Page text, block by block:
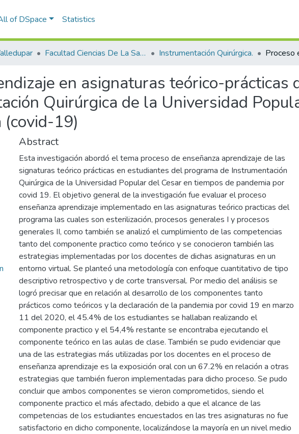
of DSpace Statistics
Facultad Ciencias De La Salud. Instrumentación Quirúrgica.
en asignaturas teórico-prácticas
Quirúrgica de la Universidad
(covid-19)
Abstract
Esta investigación abordó el tema proceso de enseñanza aprendizaje de las
signaturas teórico prácticas en estudiantes del programa de Instrumentación
Quirúrgica de la Universidad Popular del Cesar en tiempos de pandemia por
covid 19. El objetivo general de la investigación fue evaluar el proceso
enseñanza aprendizaje implementado en las asignaturas teórico practicas del
programa las cuales son esterilización, procesos generales I y procesos
generales II, como también se analizó el cumplimiento de las competencias
tanto del componente practico como teórico y se conocieron también las
estrategias implementadas por los docentes de dichas asignaturas en un
entorno virtual. Se planteó una metodología con enfoque cuantitativo de tipo
descriptivo retrospectivo y de corte transversal. Por medio del análisis se
logró precisar que en relación al desarrollo de los componentes tanto
prácticos como teóricos y la declaración de la pandemia por covid 19 en marzo
11 del 2020, el 45.4% de los estudiantes se hallaban realizando el
componente practico y el 54,4% restante se encontraba ejecutando el
componente teórico en las aulas de clase. También se pudo evidenciar que
una de las estrategias más utilizadas por los docentes en el proceso de
enseñanza aprendizaje es la exposición oral con un 67.2% en relación a otras
estrategias que también fueron implementadas para dicho proceso. Se pudo
concluir que ambos componentes se vieron comprometidos, siendo el
componente practico el más afectado, debido a que el alcance de las
competencias de los estudiantes encuestados en las tres asignaturas no fue
satisfactorio en dicho componente, localizándose la mayoría en un nivel medio